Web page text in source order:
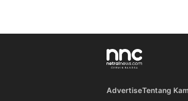
AdvertiseTentang